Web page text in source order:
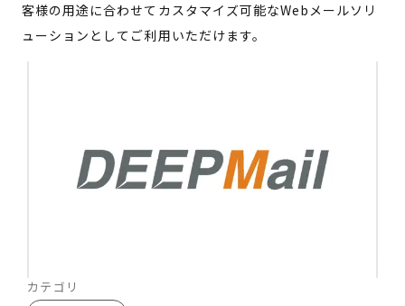
客様の用途に合わせてカスタマイズ可能なWebメールソリ
ューションとしてご利用いただけます。
カテゴリ